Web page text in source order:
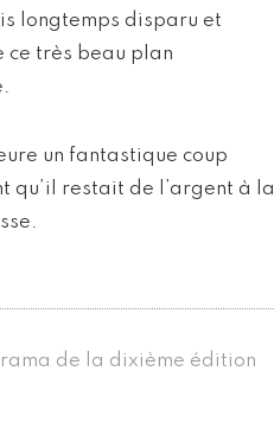
longtemps disparu et
ce très beau plan
un fantastique coup
qu’il restait de l’argent à la
de la dixième édition